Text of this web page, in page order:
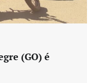
(GO) é